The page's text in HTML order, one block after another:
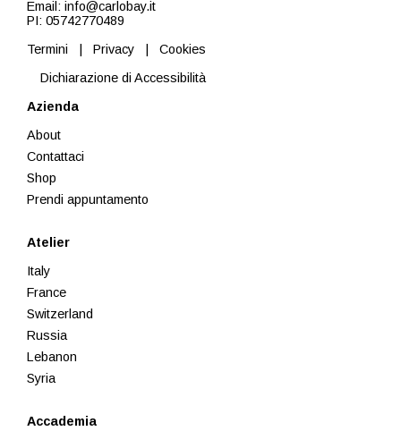
Email: info@carlobay.it
PI: 05742770489
Termini
Privacy
Cookies
Dichiarazione di Accessibilità
Azienda
About
Contattaci
Shop
Prendi appuntamento
Atelier
Italy
France
Switzerland
Russia
Lebanon
Syria
Accademia